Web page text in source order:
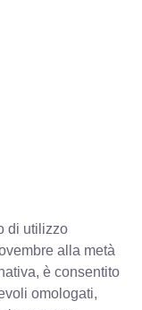
di utilizzo
alla metà
è consentito
omologati,